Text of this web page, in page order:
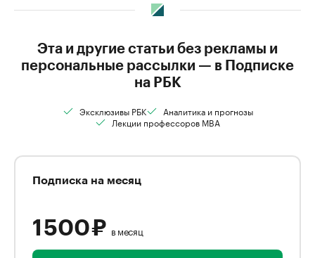
Эта и другие статьи без рекламы и
персональные рассылки — в Подписке
на РБК
Эксклюзивы РБК
Аналитика и прогнозы
Лекции профессоров MBA
Подписка на месяц
1 500 ₽ в месяц